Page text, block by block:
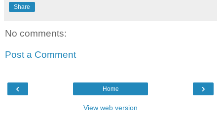
Share
No comments:
Post a Comment
‹ ›
Home
View web version